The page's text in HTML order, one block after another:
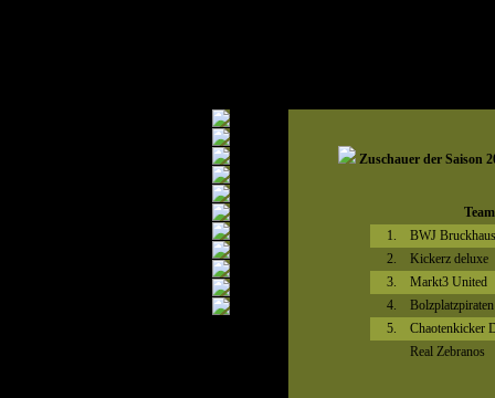
Zuschauer der Saison
Team
1.
BWJ
2.
Kickerz deluxe
3.
Markt3 United
4.
Bolzplatzpiraten
5.
Chaotenkicker
Real Zebranos